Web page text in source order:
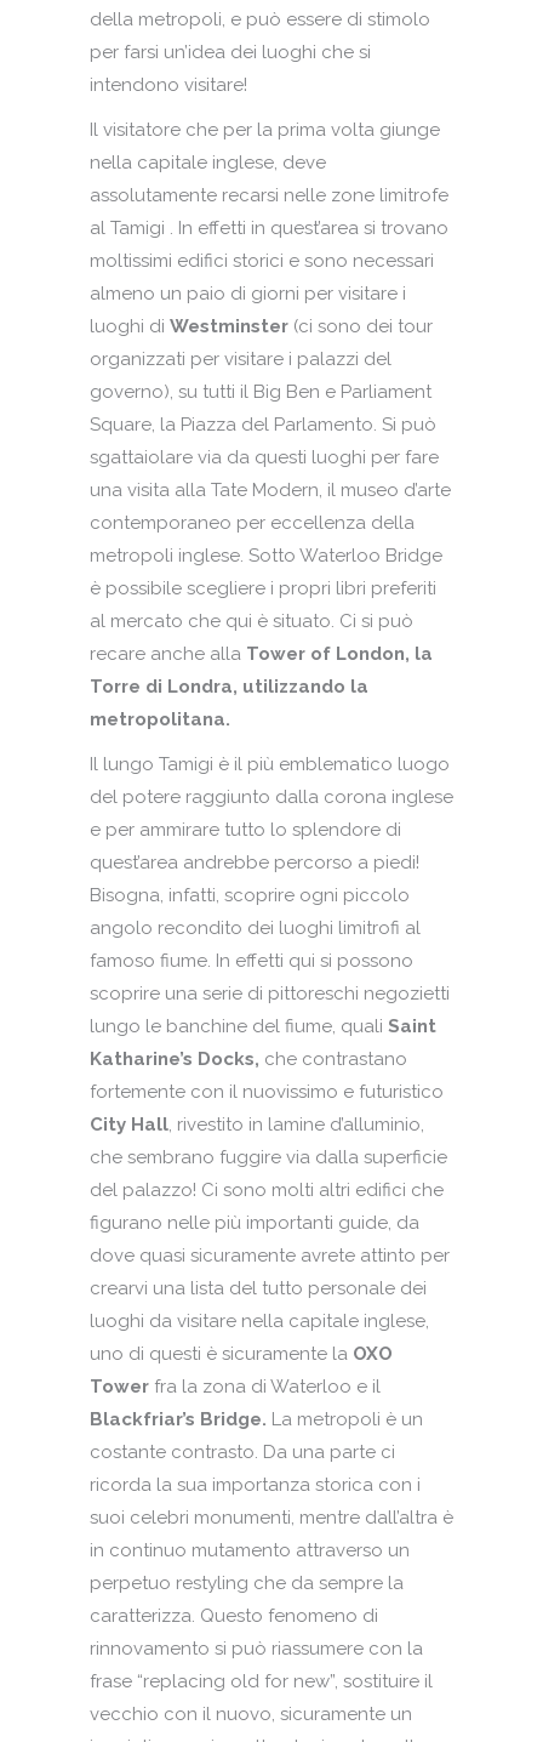
della metropoli, e può essere di stimolo
per farsi un’idea dei luoghi che si
intendono visitare!
Il visitatore che per la prima volta giunge
nella capitale inglese, deve
assolutamente recarsi nelle zone limitrofe
al Tamigi . In effetti in quest’area si trovano
moltissimi edifici storici e sono necessari
almeno un paio di giorni per visitare i
luoghi di Westminster (ci sono dei tour
organizzati per visitare i palazzi del
governo), su tutti il Big Ben e Parliament
Square, la Piazza del Parlamento. Si può
sgattaiolare via da questi luoghi per fare
una visita alla Tate Modern, il museo d’arte
contemporaneo per eccellenza della
metropoli inglese. Sotto Waterloo Bridge
è possibile scegliere i propri libri preferiti
al mercato che qui è situato. Ci si può
recare anche alla Tower of London, la
Torre di Londra, utilizzando la
metropolitana.
Il lungo Tamigi è il più emblematico luogo
del potere raggiunto dalla corona inglese
e per ammirare tutto lo splendore di
quest’area andrebbe percorso a piedi!
Bisogna, infatti, scoprire ogni piccolo
angolo recondito dei luoghi limitrofi al
famoso fiume. In effetti qui si possono
scoprire una serie di pittoreschi negozietti
lungo le banchine del fiume, quali Saint
Katharine’s Docks, che contrastano
fortemente con il nuovissimo e futuristico
City Hall, rivestito in lamine d’alluminio,
che sembrano fuggire via dalla superficie
del palazzo! Ci sono molti altri edifici che
figurano nelle più importanti guide, da
dove quasi sicuramente avrete attinto per
crearvi una lista del tutto personale dei
luoghi da visitare nella capitale inglese,
uno di questi è sicuramente la OXO
Tower fra la zona di Waterloo e il
Blackfriar’s Bridge. La metropoli è un
costante contrasto. Da una parte ci
ricorda la sua importanza storica con i
suoi celebri monumenti, mentre dall’altra è
in continuo mutamento attraverso un
perpetuo restyling che da sempre la
caratterizza. Questo fenomeno di
rinnovamento si può riassumere con la
frase “replacing old for new”, sostituire il
vecchio con il nuovo, sicuramente un